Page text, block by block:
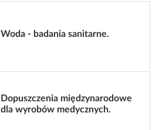
Woda - badania sanitarne.
Dopuszczenia międzynarodowe
dla wyrobów medycznych.